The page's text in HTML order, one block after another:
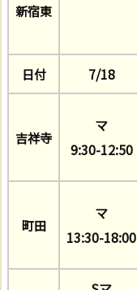
新宿東
日付 7/18
吉祥寺
マ
9:30-12:50
町田
マ
13:30-18:00